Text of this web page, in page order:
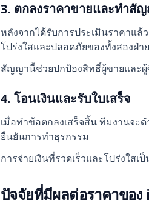
3. ตกลงราคาขายและทำสั
หลังจากได้รับการประเมินราคาแ
โปร่งใสและปลอดภัยของทั้งสองฝ่าย
สัญญานี้ช่วยปกป้องสิทธิ์ผู้ขายและ
4. โอนเงินและรับใบเสร็จ
เมื่อทำข้อตกลงเสร็จสิ้น ทีมงานจะ
ยืนยันการทำธุรกรรม
การจ่ายเงินที่รวดเร็วและโปร่งใส
ปัจจัยที่มีผลต่อราคาขอ